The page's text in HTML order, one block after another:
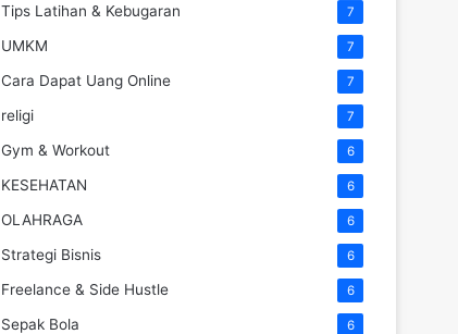
Tips Latihan & Kebugaran 7
UMKM 7
Cara Dapat Uang Online 7
religi 7
Gym & Workout 6
KESEHATAN 6
OLAHRAGA 6
Strategi Bisnis 6
Freelance & Side Hustle 6
Sepak Bola 6